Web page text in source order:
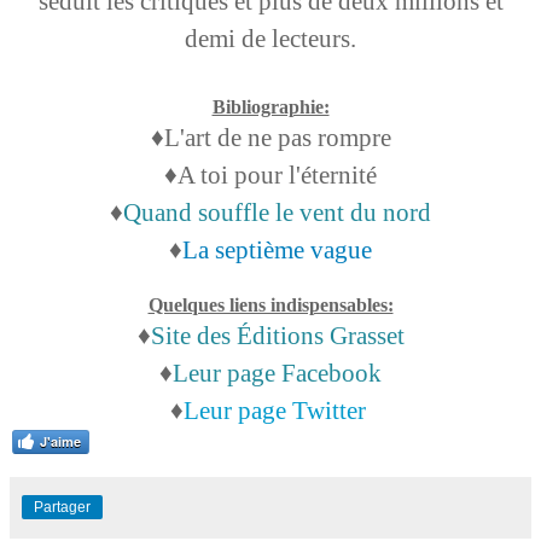
demi de lecteurs.
Bibliographie:
♦L'art de ne pas rompre
♦A toi pour l'éternité
♦Quand souffle le vent du nord
♦La septième vague
Quelques liens indispensables:
♦Site des Éditions Grasset
♦Leur page Facebook
♦Leur page Twitter
J'aime
Partager